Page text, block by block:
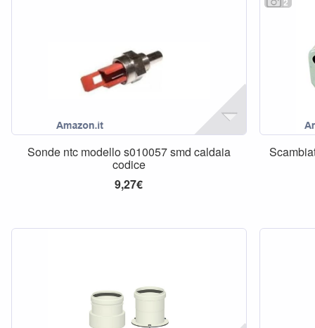
Sonde ntc modello s010057 smd caldaia
codice
9,27€